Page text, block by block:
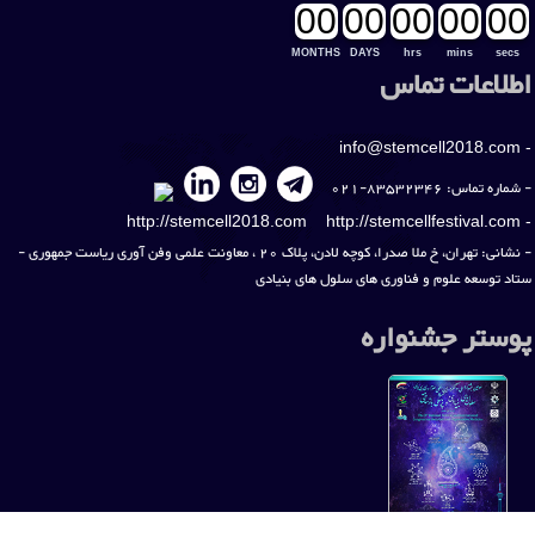
00
MONTHS
00
DAYS
00
hrs
00
mins
00
secs
اطلاعات تماس
-
info@stemcell2018.com
- شماره تماس: 83532346-021
-
http://stemcell2018.com http://stemcellfestival.com
- نشانی: تهران، خ ملا صدرا، کوچه لادن، پلاک 20 ، معاونت علمی وفن آوری ریاست جمهوری -
ستاد توسعه علوم و فناوری های سلول های بنیادی
پوستر جشنواره